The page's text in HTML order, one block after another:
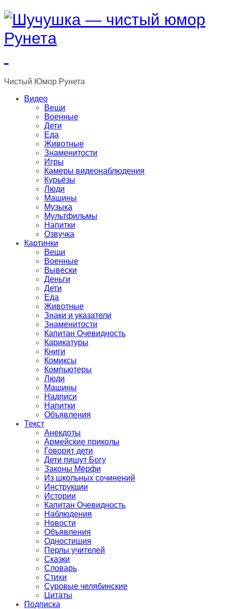
Чистый Юмор Рунета
Видео
Вещи
Военные
Дети
Еда
Животные
Знаменитости
Игры
Камеры видеонаблюдения
Курьёзы
Люди
Машины
Музыка
Мультфильмы
Напитки
Озвучка
Картинки
Вещи
Военные
Вывески
Деньги
Дети
Еда
Животные
Знаки и указатели
Знаменитости
Капитан Очевидность
Карикатуры
Книги
Комиксы
Компьютеры
Люди
Машины
Надписи
Напитки
Объявления
Текст
Анекдоты
Армейские приколы
Говорят дети
Дети пишут Богу
Законы Мёрфи
Из школьных сочинений
Инструкции
Истории
Капитан Очевидность
Наблюдения
Новости
Объявления
Одностишия
Перлы учителей
Сказки
Словарь
Стихи
Суровые челябинские
Цитаты
Подписка